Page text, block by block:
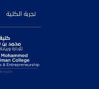
تجربة الكلية